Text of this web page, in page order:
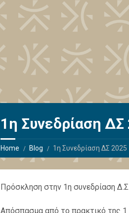
1η Συνεδρίαση ΔΣ
Home Blog 1η Συνεδρίαση ΔΣ 2025
Πρόσκληση στην 1η συνεδρίαση
Απόσπασμα από το πρακτικό της 1